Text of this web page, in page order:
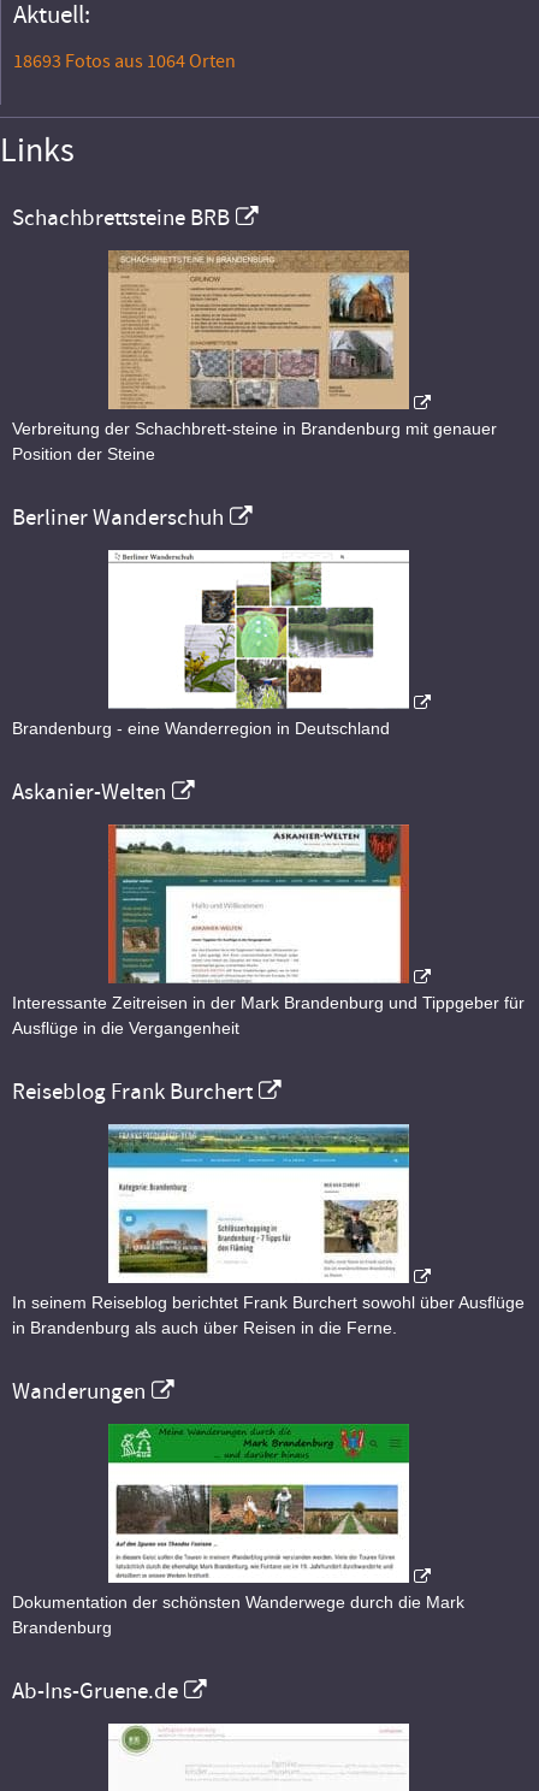
Aktuell:
18693 Fotos aus 1064 Orten
Links
Schachbrettsteine BRB
Verbreitung der Schachbrett-steine in Brandenburg mit genauer
Position der Steine
Berliner Wanderschuh
Brandenburg - eine Wanderregion in Deutschland
Askanier-Welten
Interessante Zeitreisen in der Mark Brandenburg und Tippgeber für
Ausflüge in die Vergangenheit
Reiseblog Frank Burchert
In seinem Reiseblog berichtet Frank Burchert sowohl über Ausflüge
in Brandenburg als auch über Reisen in die Ferne.
Wanderungen
Dokumentation der schönsten Wanderwege durch die Mark
Brandenburg
Ab-Ins-Gruene.de